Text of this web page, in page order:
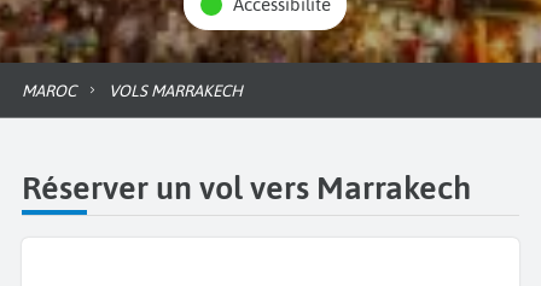
Accessibilité
MAROC VOLS MARRAKECH
Réserver un vol vers Marrakech